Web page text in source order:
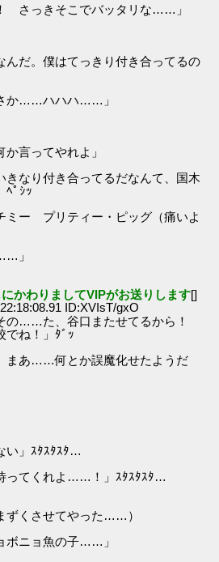
さっきそこでバッタリな……」
んだ。僕はてっきり付き合ってるの
か……ハハハ……」
言ってやれよ」
なり付き合ってるだなんて、国木
ﾟｼｯ
ミー プリティー・ピッグ（痛いよ
」
かわりましてVIPがお送りします[]
ID:XVIsT/gxO
の……た、谷口またせてるから！
ね！」ﾀﾞｯ
あ……何とか誤魔化せたようだ
」ｽﾀｽﾀｽﾀ…
ってくれよ……！」ｽﾀｽﾀｽﾀ…
くさせてやった……）
ボニョ魚の子……」